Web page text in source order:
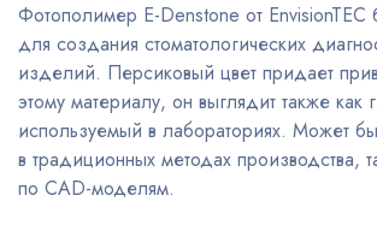
Фотополимер E-Denstone от EnvisionTEC
для создания стоматологических
изделий. Персиковый цвет придает
этому материалу, он выглядит также как
используемый в лабораториях. Может
в традиционных методах производства,
по CAD-моделям.